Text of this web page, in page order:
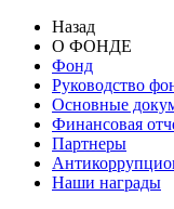
Назад
О ФОНДЕ
Фонд
Руководство
Основные
Финансовая
Партнеры
Наши награды